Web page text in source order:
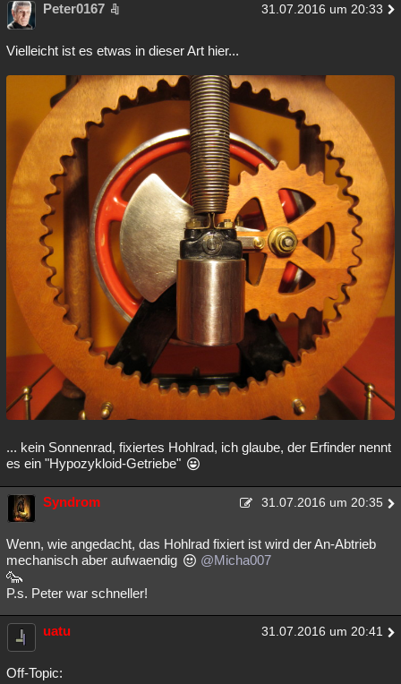
Peter0167 31.07.2016 um 20:33
Vielleicht ist es etwas in dieser Art hier...
... kein Sonnenrad, fixiertes Hohlrad, ich glaube, der Erfinder nennt
es ein "Hypozykloid-Getriebe"
Syndrom 31.07.2016 um 20:35
Wenn, wie angedacht, das Hohlrad fixiert ist wird der An-Abtrieb
mechanisch aber aufwaendig
@Micha007
P.s. Peter war schneller!
uatu 31.07.2016 um 20:41
Off-Topic: